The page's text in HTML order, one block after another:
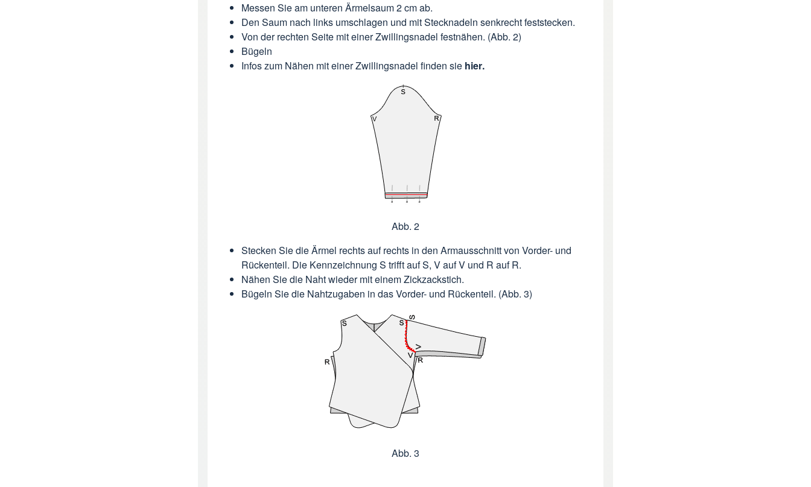
Messen Sie am unteren Ärmelsaum 2 cm ab.
Den Saum nach links umschlagen und mit Stecknadeln senkrecht feststecken.
Von der rechten Seite mit einer Zwillingsnadel festnähen. (Abb. 2)
Bügeln
Infos zum Nähen mit einer Zwillingsnadel finden sie hier.
Abb. 2
Stecken Sie die Ärmel rechts auf rechts in den Armausschnitt von Vorder- und
Rückenteil. Die Kennzeichnung S trifft auf S, V auf V und R auf R.
Nähen Sie die Naht wieder mit einem Zickzackstich.
Bügeln Sie die Nahtzugaben in das Vorder- und Rückenteil. (Abb. 3)
Abb. 3